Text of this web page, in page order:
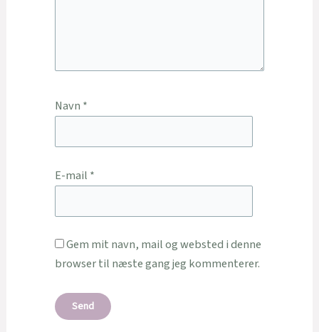
Navn *
E-mail *
Gem mit navn, mail og websted i denne
browser til næste gang jeg kommenterer.